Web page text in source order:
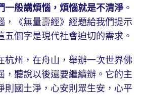
一般講煩惱，煩惱就是不清淨 。
，《無量壽經》經題給我們提示
五個字是現代社會迫切的需求。
州，在舟山，舉辦一次世界佛
，聽說以後還要繼續辦。它的主
則國土淨，心安則眾生安，心平